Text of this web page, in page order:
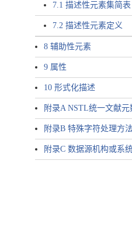
7.1 描述性元素集简表
7.2 描述性元素定义
8 辅助性元素
9 属性
10 形式化描述
附录A NSTL统一文献元
附录B 特殊字符处理方
附录C 数据源机构或系统